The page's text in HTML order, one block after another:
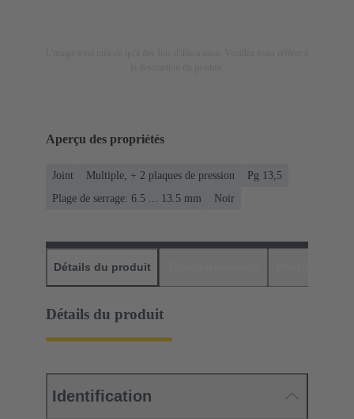
Aperçu des propriétés
Joint Multiple, + 2 plaques de pression
Pg 13,5
Plage de serrage: 6.5 ... 13.5 mm
Noir
Détails du produit
Détails du produit
Identification